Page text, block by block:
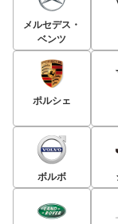
メルセデス・
ベンツ
ポルシェ
ボルボ